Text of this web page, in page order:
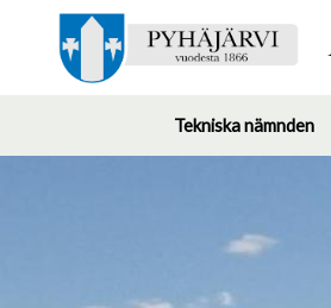
Tekniska nämnden